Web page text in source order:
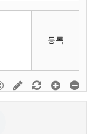
등록